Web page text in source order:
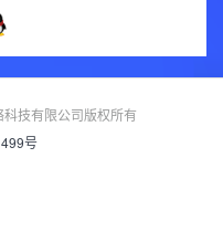
技有限公司版权所有
号